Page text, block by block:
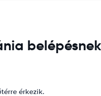
érkezik.